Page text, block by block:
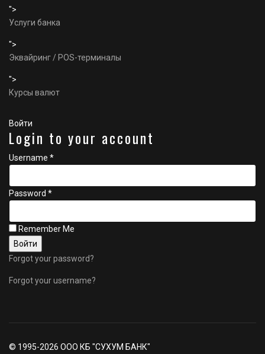
">
Услуги банка
">
Эквайринг / POS-терминалы
">
Курсы валют
Войти
Login to your account
Username *
Password *
Remember Me
Forgot your password?
Forgot your username?
© 1995-2026 ООО КБ "СУХУМ БАНК"